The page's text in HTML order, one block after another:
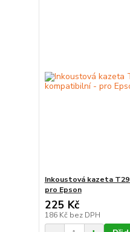
Inkoustová kazeta
pro Epson
225 Kč
186 Kč bez DPH